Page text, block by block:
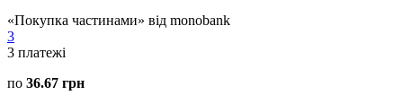
«Покупка частинами» від monobank
3
3 платежі
по 36.67 грн